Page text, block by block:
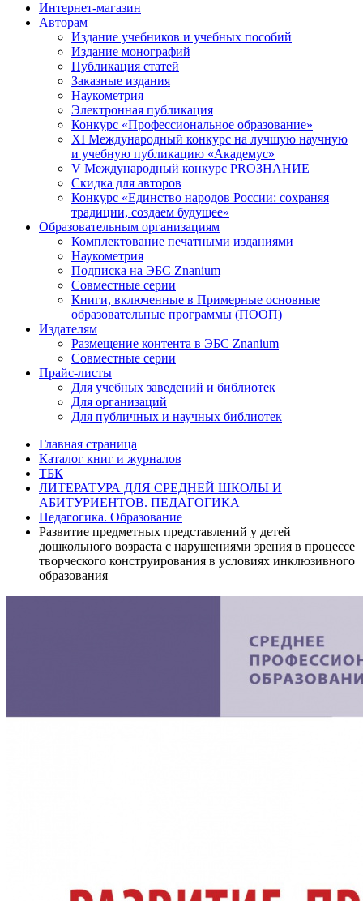
Интернет-магазин
Авторам
Издание учебников и учебных пособий
Издание монографий
Публикация статей
Заказные издания
Наукометрия
Электронная публикация
Конкурс «Профессиональное образование»
XI Международный конкурс на лучшую научную
и учебную публикацию «Академус»
V Международный конкурс PROЗНАНИЕ
Скидка для авторов
Конкурс «Единство народов России: сохраняя
традиции, создаем будущее»
Образовательным организациям
Комплектование печатными изданиями
Наукометрия
Подписка на ЭБС Znanium
Совместные серии
Книги, включенные в Примерные основные
образовательные программы (ПООП)
Издателям
Размещение контента в ЭБС Znanium
Совместные серии
Прайс-листы
Для учебных заведений и библиотек
Для организаций
Для публичных и научных библиотек
Главная страница
Каталог книг и журналов
ТБК
ЛИТЕРАТУРА ДЛЯ СРЕДНЕЙ ШКОЛЫ И
АБИТУРИЕНТОВ. ПЕДАГОГИКА
Педагогика. Образование
Развитие предметных представлений у детей
дошкольного возраста с нарушениями зрения в процессе
творческого конструирования в условиях инклюзивного
образования